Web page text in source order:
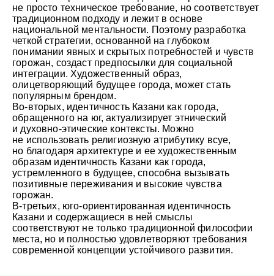
не просто техническое требование, но соответствует
традиционном подходу и лежит в основе
национальной ментальности. Поэтому разработка
четкой стратегии, основанной на глубоком
понимании явных и скрытых потребностей и чувств
горожан, создаст предпосылки для социальной
интеграции. Художественный образ,
олицетворяющий будущее города, может стать
популярным брендом.
Во-вторых, идентичность Казани как города,
обращенного на юг, актуализирует этнический
и духовно-этические контексты. Можно
не использовать религиозную атрибутику всуе,
но благодаря архитектуре и ее художественным
образам идентичность Казани как города,
устремленного в будущее, способна вызывать
позитивные переживания и высокие чувства
горожан.
В-третьих, юго-ориентированная идентичность
Казани и содержащиеся в ней смыслы
соответствуют не только традиционной философии
места, но и полностью удовлетворяют требования
современной концепции устойчивого развития.